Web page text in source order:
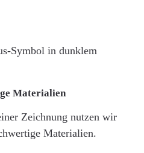
Materialien
Zeichnung nutzen wir
Materialien.